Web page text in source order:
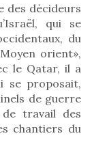
des décideurs
qui se
du
orient»,
le Qatar, il a
se proposait,
de guerre
travail des
chantiers du